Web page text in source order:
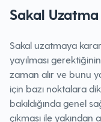
Sakal Uzatma
Sakal uzatmaya
yayılması
zaman alır ve bunu
için bazı noktalara
bakıldığında genel
çıkması ile yakından